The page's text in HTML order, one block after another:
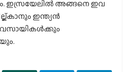
ഇസ്രയേലില്‍ അങ്ങനെ ഇവ
ഇന്ത്യന്‍